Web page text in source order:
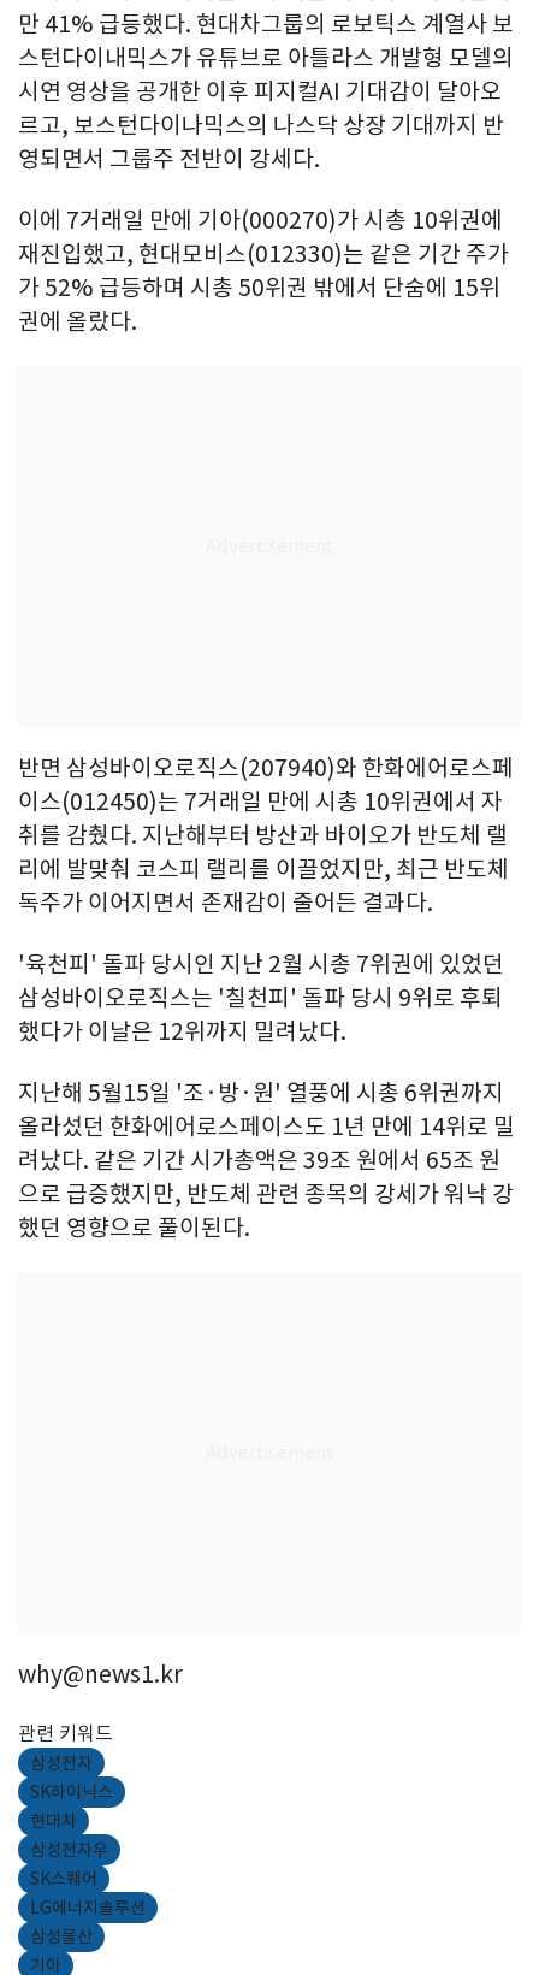
만 41% 급등했다. 현대차그룹의 로보틱스 계열사 보
스턴다이내믹스가 유튜브로 아틀라스 개발형 모델의
시연 영상을 공개한 이후 피지컬AI 기대감이 달아오
르고, 보스턴다이나믹스의 나스닥 상장 기대까지 반
영되면서 그룹주 전반이 강세다.
이에 7거래일 만에 기아(000270)가 시총 10위권에
재진입했고, 현대모비스(012330)는 같은 기간 주가
가 52% 급등하며 시총 50위권 밖에서 단숨에 15위
권에 올랐다.
반면 삼성바이오로직스(207940)와 한화에어로스페
이스(012450)는 7거래일 만에 시총 10위권에서 자
취를 감췄다. 지난해부터 방산과 바이오가 반도체 랠
리에 발맞춰 코스피 랠리를 이끌었지만, 최근 반도체
독주가 이어지면서 존재감이 줄어든 결과다.
'육천피' 돌파 당시인 지난 2월 시총 7위권에 있었던
삼성바이오로직스는 '칠천피' 돌파 당시 9위로 후퇴
했다가 이날은 12위까지 밀려났다.
지난해 5월15일 '조·방·원' 열풍에 시총 6위권까지
올라섰던 한화에어로스페이스도 1년 만에 14위로 밀
려났다. 같은 기간 시가총액은 39조 원에서 65조 원
으로 급증했지만, 반도체 관련 종목의 강세가 워낙 강
했던 영향으로 풀이된다.
why@news1.kr
관련 키워드
삼성전자
SK하이닉스
현대차
삼성전자우
SK스퀘어
LG에너지솔루션
삼성물산
기아